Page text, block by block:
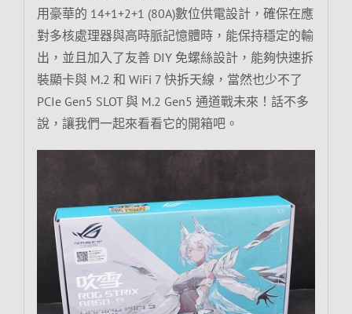
用豪華的 14+1+2+1 (80A)數位供電設計，確保在應
對多核處理器與高時脈記憶體時，能保持穩定的輸
出，並且加入了友善 DIY 免螺絲設計，能夠快速拆
裝顯卡與 M.2 和 WiFi 7 快拆天線，當然也少不了
PCIe Gen5 SLOT 與 M.2 Gen5 通道戰未來！話不多
說，讓我們一起來看看它的開箱吧。